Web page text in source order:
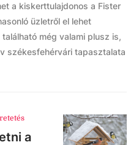
a kiskerttulajdonos a Fister
üzletről el lehet
még valami plusz is,
székesfehérvári tapasztalata
a